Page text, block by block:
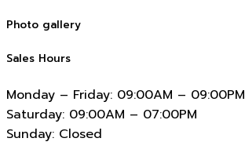
Photo gallery
Sales Hours
Monday – Friday: 09:00AM – 09:00PM
Saturday: 09:00AM – 07:00PM
Sunday: Closed